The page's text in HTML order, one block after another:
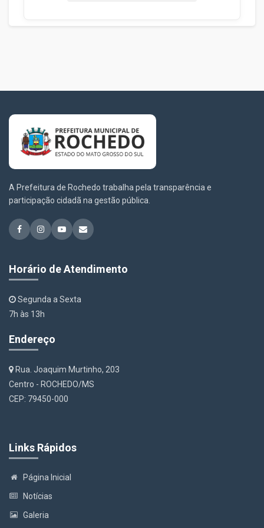
A Prefeitura de Rochedo trabalha pela transparência e
participação cidadã na gestão pública.
Horário de Atendimento
Segunda a Sexta
7h às 13h
Endereço
Rua. Joaquim Murtinho, 203
Centro - ROCHEDO/MS
CEP: 79450-000
Links Rápidos
Página Inicial
Notícias
Galeria